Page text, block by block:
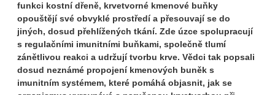
funkci kostní dřeně, krvetvorné kmenové buňky
opouštějí své obvyklé prostředí a přesouvají se do
jiných, dosud přehlížených tkání. Zde úzce spolupracují
s regulačními imunitními buňkami, společně tlumí
zánětlivou reakci a udržují tvorbu krve. Vědci tak popsali
dosud neznámé propojení kmenových buněk s
imunitním systémem, které pomáhá objasnit, jak se